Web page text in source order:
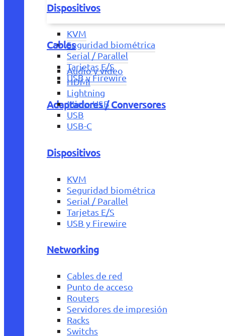
Dispositivos
KVM
Seguridad biométrica
Serial / Parallel
Tarjetas E/S
USB y Firewire
Adaptadores / Conversores
Cables
Audio y vídeo
HDMI
Lightning
Micro USB
USB
USB-C
Dispositivos
KVM
Seguridad biométrica
Serial / Parallel
Tarjetas E/S
USB y Firewire
Networking
Cables de red
Punto de acceso
Routers
Servidores de impresión
Racks
Switchs